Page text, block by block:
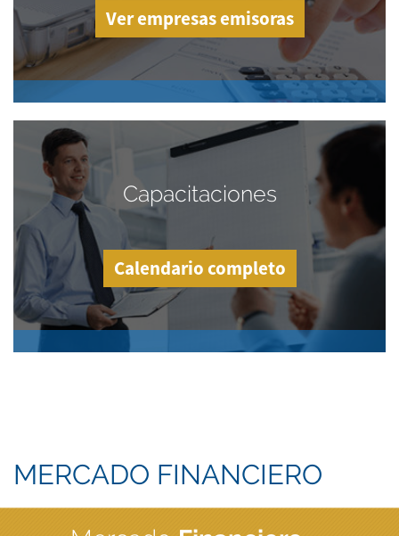
Ver empresas emisoras
Capacitaciones
Calendario completo
MERCADO FINANCIERO